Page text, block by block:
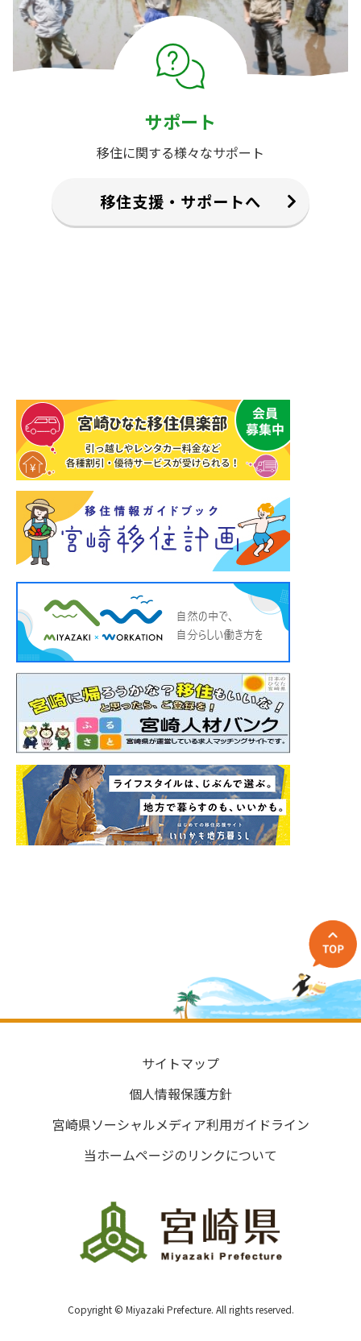
サポート
移住に関する様々なサポート
移住支援・サポートへ
サイトマップ
個人情報保護方針
宮崎県ソーシャルメディア利用ガイドライン
当ホームページのリンクについて
Copyright © Miyazaki Prefecture. All rights reserved.